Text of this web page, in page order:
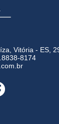
Vitória - ES,
8174